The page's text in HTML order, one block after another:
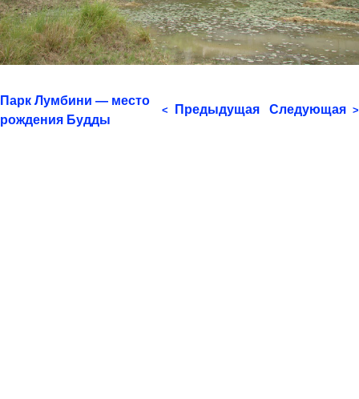
Парк Лумбини — место
рождения Будды
< Предыдущая Следующая >